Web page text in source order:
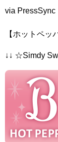
via PressSync
【ホットペッ
↓↓ ☆Simdy